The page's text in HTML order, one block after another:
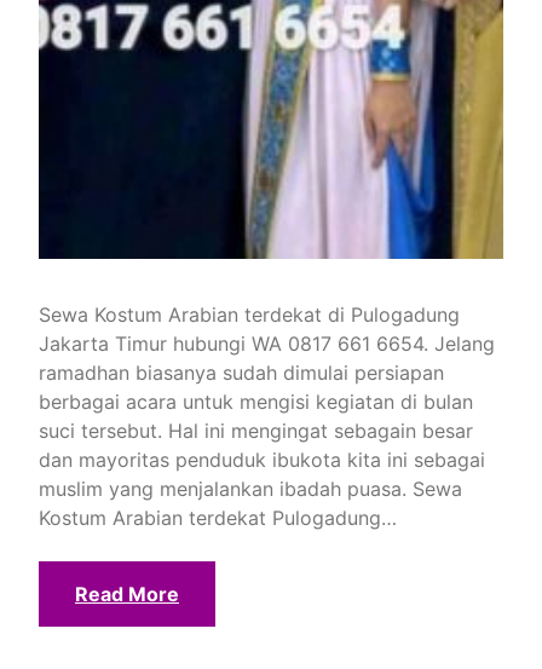
Sewa Kostum Arabian terdekat di Pulogadung
Jakarta Timur hubungi WA 0817 661 6654. Jelang
ramadhan biasanya sudah dimulai persiapan
berbagai acara untuk mengisi kegiatan di bulan
suci tersebut. Hal ini mengingat sebagain besar
dan mayoritas penduduk ibukota kita ini sebagai
muslim yang menjalankan ibadah puasa. Sewa
Kostum Arabian terdekat Pulogadung…
Read More